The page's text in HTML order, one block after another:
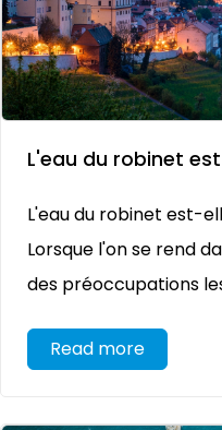
L'eau du robinet
L'eau du robinet est-
Lorsque l'on se rend
des préoccupations
Read more